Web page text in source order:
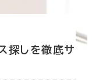
探しを徹底サ